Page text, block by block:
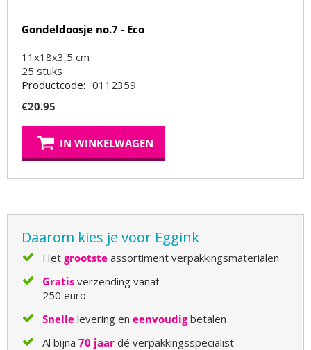
Gondeldoosje no.7 - Eco
11x18x3,5 cm
25 stuks
Productcode: 0112359
€20.95
IN WINKELWAGEN
Daarom kies je voor Eggink
Het grootste assortiment verpakkingsmaterialen
Gratis verzending vanaf
250 euro
Snelle levering en eenvoudigbetalen
Al bijna 70 jaar dé verpakkingsspecialist